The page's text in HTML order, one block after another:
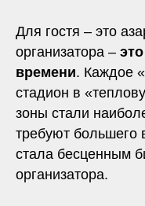
Для гостя – это
организатора –
времени. Каждое
стадион в
зоны стали
требуют большего
стала бесценным
организатора.